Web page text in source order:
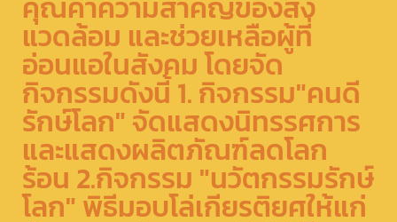
แวดล้อม และช่วยเหลือผู้ที่
อ่อนแอในสังคม โดยจัด
กิจกรรมดังนี้ 1. กิจกรรม"คนดี
รักษ์โลก" จัดแสดงนิทรรศการ
และแสดงผลิตภัณฑ์ลดโลก
ร้อน 2.กิจกรรม "นวัตกรรมรักษ์
โลก" พิธีมอบโล่เกียรติยศให้แก่